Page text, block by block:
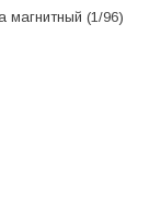
магнитный (1/96)